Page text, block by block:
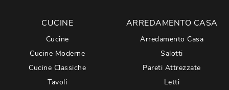
CUCINE
Cucine
Cucine Moderne
Cucine Classiche
Tavoli
ARREDAMENTO CASA
Arredamento Casa
Salotti
Pareti Attrezzate
Letti